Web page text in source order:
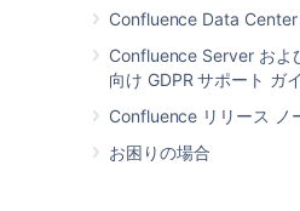
Confluence Data Center
Confluence Server およ
向け GDPR サポート ガ
Confluence リリース ノ
お困りの場合
モバイルデバイス上で、ペ
Confluenceモバイルに切
で、デスクトップビューか
サポートされているモバイ
ことができます。
Confluence ダッシ